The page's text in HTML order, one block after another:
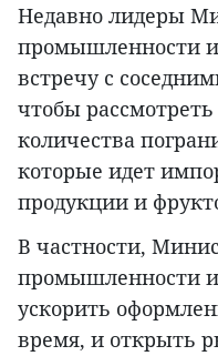
Недавно лидеры
промышленности
встречу с
чтобы
количества
которые идет
продукции и
В частности,
промышленности
ускорить
время, и открыть